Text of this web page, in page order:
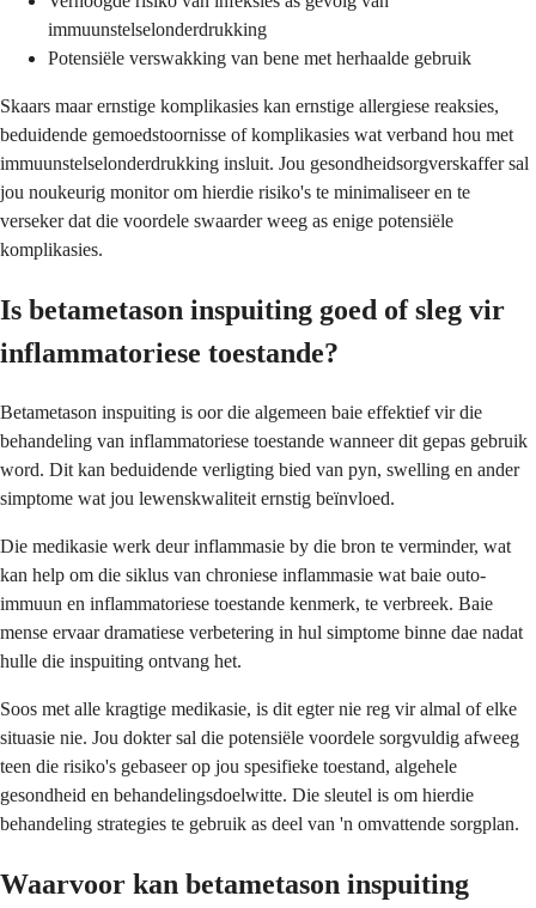
immuunstelselonderdrukking
Potensiële verswakking van bene met herhaalde gebruik
Skaars maar ernstige komplikasies kan ernstige allergiese reaksies,
beduidende gemoedstoornisse of komplikasies wat verband hou met
immuunstelselonderdrukking insluit. Jou gesondheidsorgverskaffer sal
jou noukeurig monitor om hierdie risiko's te minimaliseer en te
verseker dat die voordele swaarder weeg as enige potensiële
komplikasies.
Is betametason inspuiting goed of sleg vir
inflammatoriese toestande?
Betametason inspuiting is oor die algemeen baie effektief vir die
behandeling van inflammatoriese toestande wanneer dit gepas gebruik
word. Dit kan beduidende verligting bied van pyn, swelling en ander
simptome wat jou lewenskwaliteit ernstig beïnvloed.
Die medikasie werk deur inflammasie by die bron te verminder, wat
kan help om die siklus van chroniese inflammasie wat baie outo-
immuun en inflammatoriese toestande kenmerk, te verbreek. Baie
mense ervaar dramatiese verbetering in hul simptome binne dae nadat
hulle die inspuiting ontvang het.
Soos met alle kragtige medikasie, is dit egter nie reg vir almal of elke
situasie nie. Jou dokter sal die potensiële voordele sorgvuldig afweeg
teen die risiko's gebaseer op jou spesifieke toestand, algehele
gesondheid en behandelingsdoelwitte. Die sleutel is om hierdie
behandeling strategies te gebruik as deel van 'n omvattende sorgplan.
Waarvoor kan betametason inspuiting